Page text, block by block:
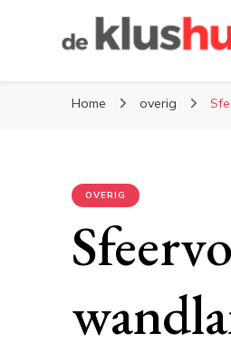
De-
Home overig
OVERIG